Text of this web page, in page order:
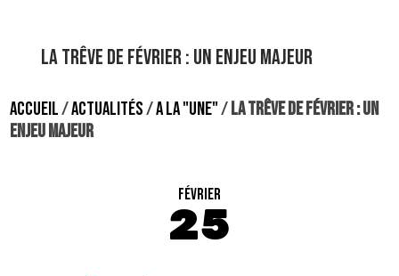
LA TRÊVE DE FÉVRIER : UN ENJEU MAJEUR
ACCUEIL/ACTUALITÉS/A LA "UNE"/LA TRÊVE DE FÉVRIER : UN
ENJEU MAJEUR
FÉVRIER
25